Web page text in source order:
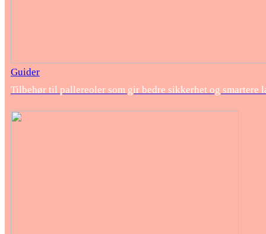
Guider
Tilbehør til pallereoler som gir bedre sikkerhet og smartere